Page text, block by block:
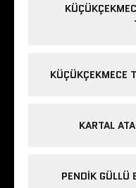
KÜÇÜKÇEKMECE
KARTAL
PENDIK GÜLLÜ